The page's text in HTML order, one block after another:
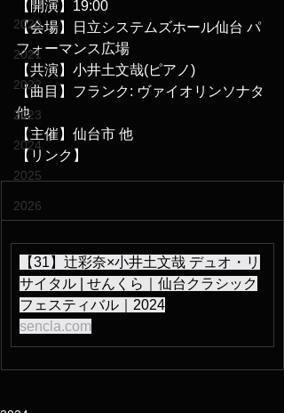
2020
2021
2022
2023
2024
2025
2026
【開演】19:00
【会場】日立システムズホール仙台 パ
フォーマンス広場
【共演】小井土文哉(ピアノ)
【曲目】フランク: ヴァイオリンソナタ
他
【主催】仙台市 他
【リンク】
【31】辻彩奈×小井土文哉 デュオ・リ
サイタル | せんくら｜仙台クラシック
フェスティバル｜2024
sencla.com